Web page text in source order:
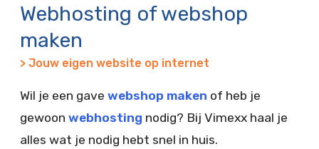
Webhosting of webshop
maken
> Jouw eigen website op internet
Wil je een gave webshop maken of heb je
gewoon webhosting nodig? Bij Vimexx haal je
alles wat je nodig hebt snel in huis.